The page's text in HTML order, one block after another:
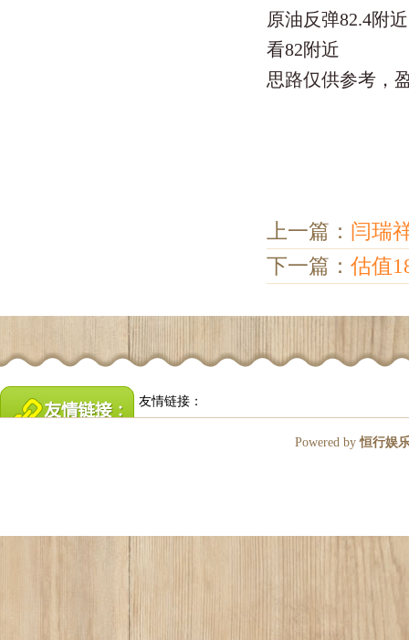
原油反弹82.4附
看82附近
思路仅供参考，
上一篇： 闫瑞
下一篇： 估值
友情链接：
Powered by恒行娱